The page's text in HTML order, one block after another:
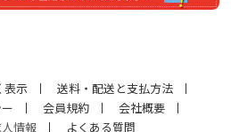
表示
送料・配送と支払方法
会員規約
会社概要
情報 よくある質問